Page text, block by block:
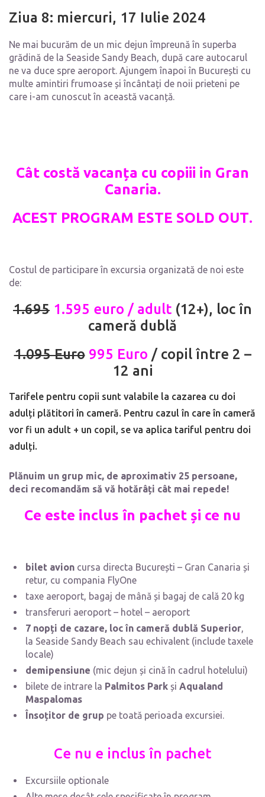
Ziua 8: miercuri, 17 Iulie 2024
Ne mai bucurăm de un mic dejun împreună în superba
grădină de la Seaside Sandy Beach, după care autocarul
ne va duce spre aeroport. Ajungem înapoi în București cu
multe amintiri frumoase și încântați de noii prieteni pe
care i-am cunoscut în această vacanță.
Cât costă vacanța cu copiii in Gran
Canaria.
ACEST PROGRAM ESTE SOLD OUT.
Costul de participare în excursia organizată de noi este
de:
1.695 1.595 euro / adult (12+), loc în
cameră dublă
1.095 Euro 995 Euro / copil între 2 –
12 ani
​Tarifele pentru copii sunt valabile la cazarea cu doi
adulți plătitori în cameră. Pentru cazul în care în cameră
vor fi un adult + un copil, se va aplica tariful pentru doi
adulți.
Plănuim un grup mic, de aproximativ 25 persoane,
deci recomandăm să vă hotărâți cât mai repede!
Ce este inclus în pachet și ce nu
bilet avion cursa directa București – Gran Canaria și
retur, cu compania FlyOne
taxe aeroport, bagaj de mână și bagaj de cală 20 kg
transferuri aeroport – hotel – aeroport
7 nopți de cazare, loc în cameră dublă Superior,
la Seaside Sandy Beach sau echivalent (include taxele
locale)
demipensiune (mic dejun și cină în cadrul hotelului)
bilete de intrare la Palmitos Park și Aqualand
Maspalomas
Însoțitor de grup pe toată perioada excursiei.
Ce nu e inclus în pachet
Excursiile optionale